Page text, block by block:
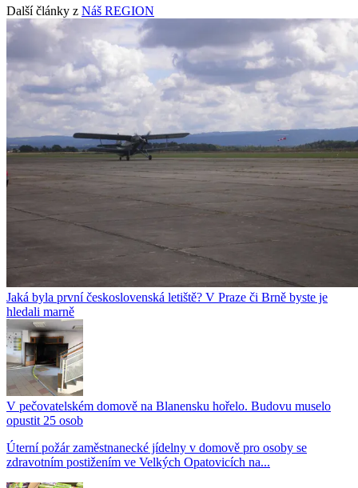
Další články z Náš REGION
Jaká byla první československá letiště? V Praze či Brně byste je
hledali marně
V pečovatelském domově na Blanensku hořelo. Budovu muselo
opustit 25 osob
Úterní požár zaměstnanecké jídelny v domově pro osoby se
zdravotním postižením ve Velkých Opatovicích na...